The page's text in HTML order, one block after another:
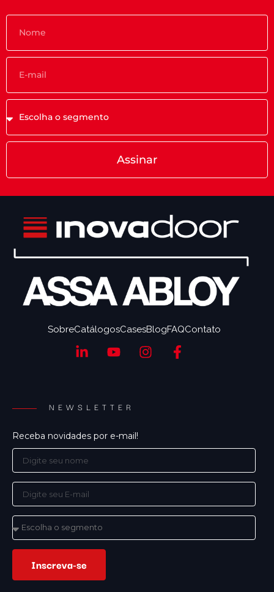
Assinar
SobreCatálogosCasesBlogFAQContato
NEWSLETTER
Receba novidades por e-mail!
Inscreva-se